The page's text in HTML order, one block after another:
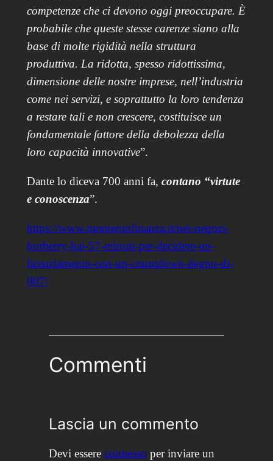
competenze che ci devono oggi preoccupare. È
probabile che queste stesse carenze siano alla
base di molte rigidità nella struttura
produttiva. La ridotta, spesso ridottissima,
dimensione delle nostre imprese, nell’industria
come nei servizi, e soprattutto la loro tendenza
a restare tali e non crescere, costituisce un
fondamentale fattore della debolezza della
loro capacità innovative”.
Dante lo diceva 700 anni fa, contano “virtute
e conoscenza”.
https://www.momentofinanza.it/nei-negozi-
burberry-hai-57-minuti-per-decidere-un-
licenziamento-con-un-countdown-degno-di-
007/
Commenti
Lascia un commento
Devi essere connesso per inviare un